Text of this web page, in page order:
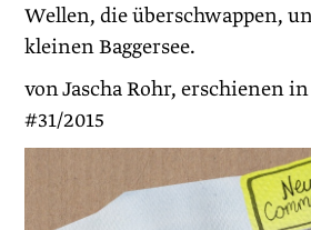
Wellen, die ­überschwappen,
kleinen Baggersee.
von Jascha Rohr, erschienen in
#31/2015